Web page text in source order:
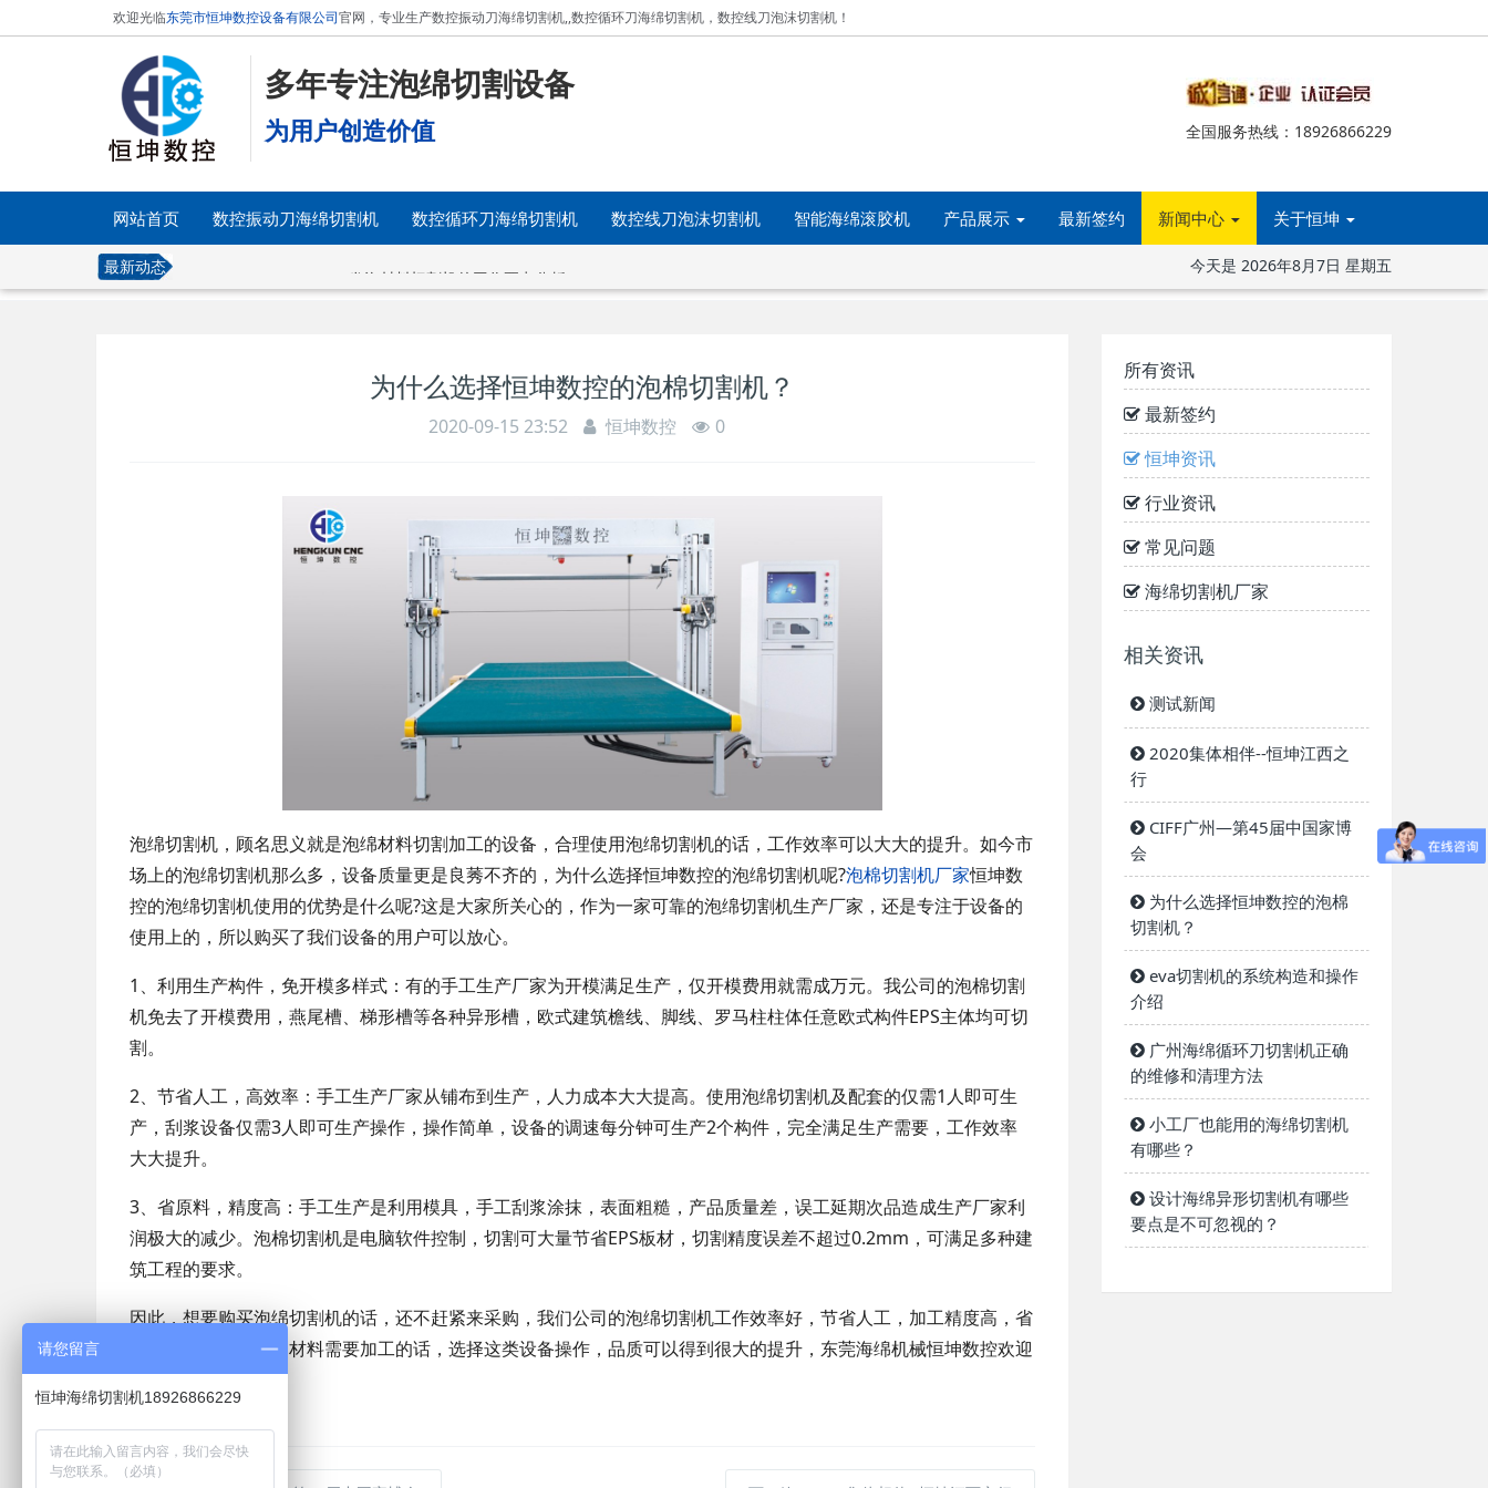
欢迎光临东莞市恒坤数控设备有限公司官网，专业生产数控振动刀海绵切割机,,数控循环刀海绵切割机， 数控线刀泡沫切割机！
多年专注泡绵切割设备
为用户创造价值 全国服务热线：18926866229
网站首页 数控振动刀海绵切割机 数控循环刀海绵切割机 数控线刀泡沫切割机 智能海绵滚胶机 产品展示 最新签约 新闻中心 关于恒坤
最新动态 今天是 2026年8月7日 星期五
为什么选择恒坤数控的泡棉切割机？
2020-09-15 23:52 恒坤数控 0
泡绵切割机，顾名思义就是泡绵材料切割加工的设备，合理使用泡绵切割机的话，工作效率可以大大的提升。如今市
场上的泡绵切割机那么多，设备质量更是良莠不齐的，为什么选择恒坤数控的泡绵切割机呢?泡棉切割机厂家恒坤数
控的泡绵切割机使用的优势是什么呢?这是大家所关心的，作为一家可靠的泡绵切割机生产厂家，还是专注于设备的
使用上的，所以购买了我们设备的用户可以放心。
1、利用生产构件，免开模多样式：有的手工生产厂家为开模满足生产，仅开模费用就需成万元。我公司的泡棉切割
机免去了开模费用，燕尾槽、梯形槽等各种异形槽，欧式建筑檐线、脚线、罗马柱柱体任意欧式构件EPS主体均可切
割。
2、节省人工，高效率：手工生产厂家从铺布到生产，人力成本大大提高。使用泡绵切割机及配套的仅需1人即可生
产，刮浆设备仅需3人即可生产操作，操作简单，设备的调速每分钟可生产2个构件，完全满足生产需要，工作效率
大大提升。
3、省原料，精度高：手工生产是利用模具，手工刮浆涂抹，表面粗糙，产品质量差，误工延期次品造成生产厂家利
润极大的减少。泡棉切割机是电脑软件控制，切割可大量节省EPS板材，切割精度误差不超过0.2mm，可满足多种建
筑工程的要求。
因此，想要购买泡绵切割机的话，还不赶紧来采购，我们公司的泡绵切割机工作效率好，节省人工，加工精度高，省
原料。所以，有泡绵材料需要加工的话，选择这类设备操作，品质可以得到很大的提升，东莞海绵机械恒坤数控欢迎
大家来选购咨询。
所有资讯
最新签约
恒坤资讯
行业资讯
常见问题
海绵切割机厂家
相关资讯
测试新闻
2020集体相伴--恒坤江西之
行
CIFF广州—第45届中国家博
会
为什么选择恒坤数控的泡棉
切割机？
eva切割机的系统构造和操作
介绍
广州海绵循环刀切割机正确
的维修和清理方法
小工厂也能用的海绵切割机
有哪些？
设计海绵异形切割机有哪些
要点是不可忽视的？
请您留言
恒坤海绵切割机18926866229